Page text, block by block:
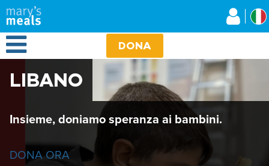
Salta
al
contenuto
principale
Open Menu DONA
LIBANO
Insieme, doniamo speranza ai bambini.
DONA ORA